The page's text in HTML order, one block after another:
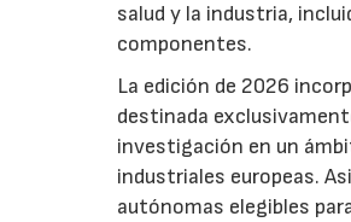
salud y la industria,
componentes.
La edición de 2026
destinada
investigación en un
industriales europeas.
autónomas elegibles